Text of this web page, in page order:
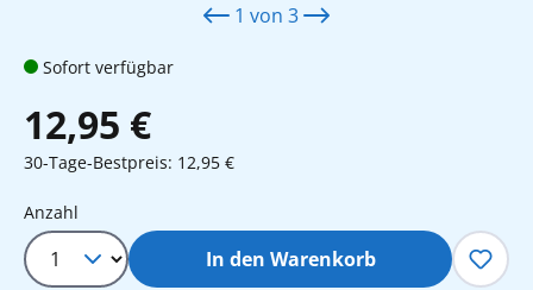
1 von 3
Sofort verfügbar
12,95 €
30-Tage-Bestpreis: 12,95 €
Produkt Anzahl: Gib den
Anzahl
In den Warenkorb